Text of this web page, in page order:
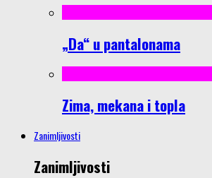
„Da“ u pantalonama
Zima, mekana i topla
Zanimljivosti
Zanimljivosti